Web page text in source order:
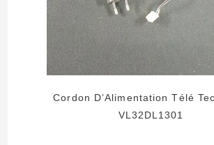
Cordon D’Alimentation Télé
VL32DL1301